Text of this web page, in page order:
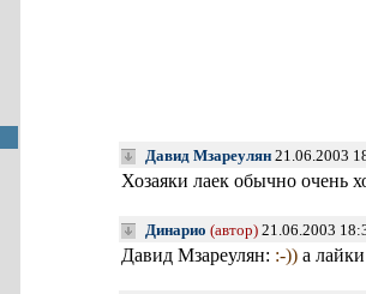
Давид Мзареулян 21.06.2003
Хозаяки лаек обычно очень
Динарио (автор) 21.06.2003
Давид Мзареулян: :-)) а